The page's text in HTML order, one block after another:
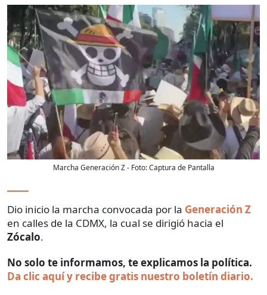
Marcha Generación Z- Foto:Captura de Pantalla
Dio inicio la marcha convocada por la Generación Z
en calles de la CDMX, la cual se dirigió hacia el
Zócalo.
No solo te informamos, te explicamos la política.
Da clic aquí y recibe gratis nuestro boletín diario.